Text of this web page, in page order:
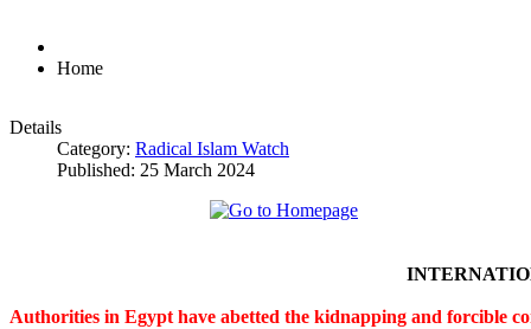
Home
Details
Category: Radical Islam Watch
Published: 25 March 2024
Authorities in Egypt have abetted the kidnapping and forcible